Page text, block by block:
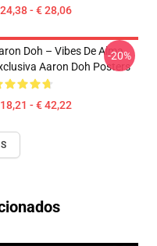
- € 28,06
Doh – Vibes De Alma
Aaron Doh Posters
- € 42,22
-20%